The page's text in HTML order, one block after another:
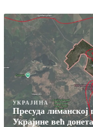
УКРАЈИНА
Пресуда лиманској
Украјине већ